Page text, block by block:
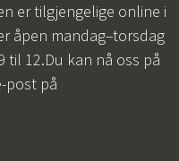
er tilgjengelige online i
åpen mandag–torsdag
til 12.Du kan nå oss på
post på